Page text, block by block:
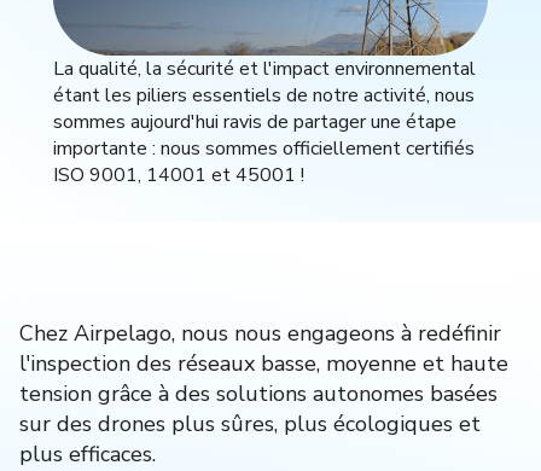
La qualité, la sécurité et l'impact environnemental
étant les piliers essentiels de notre activité, nous
sommes aujourd'hui ravis de partager une étape
importante : nous sommes officiellement certifiés
ISO 9001, 14001 et 45001 !
Chez Airpelago, nous nous engageons à redéfinir
l'inspection des réseaux basse, moyenne et haute
tension grâce à des solutions autonomes basées
sur des drones plus sûres, plus écologiques et
plus efficaces.